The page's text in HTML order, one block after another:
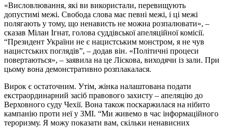
«Висловлювання, які ви використали, перевищують
допустимі межі. Свобода слова має певні межі, і ці межі
полягають у тому, що ненависть не можна розпалювати», –
сказав Мілан Ігнат, голова суддівської апеляційної комісії.
“Президент України не є нацистським монстром, я не чув
нацистських поглядів”, – додав він. «Політичні процеси
повертаються», – заявила на це Ліскова, виходячи із зали. При
цьому вона демонстративно розплакалася.
Вирок є остаточним. Утім, жінка налаштована подати
екстраординарний засіб правового захисту – апеляцію до
Верховного суду Чехії. Вона також поскаржилася на нібито
кампанію проти неї у ЗМІ. “Ми живемо в час інформаційного
тероризму. Я можу показати вам, скільки ненависних